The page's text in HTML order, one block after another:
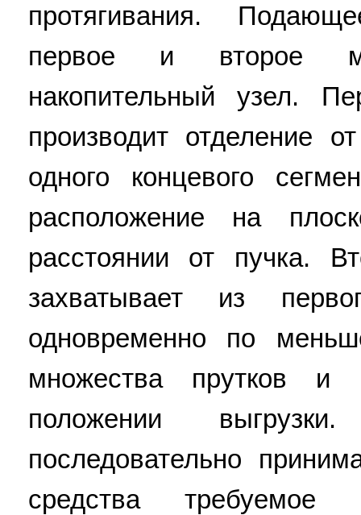
протягивания.
первое и второе
накопительный узел.
производит отделение
одного концевого
расположение на
расстоянии от пучка.
захватывает из
одновременно по
множества прутков и
положении
последовательно
средства требуемое